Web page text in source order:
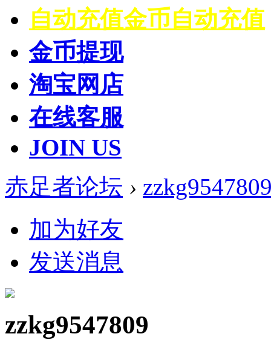
自动充值金币自动充值
金币提现
淘宝网店
在线客服
JOIN US
赤足者论坛 ›
加为好友
发送消息
zzkg9547809